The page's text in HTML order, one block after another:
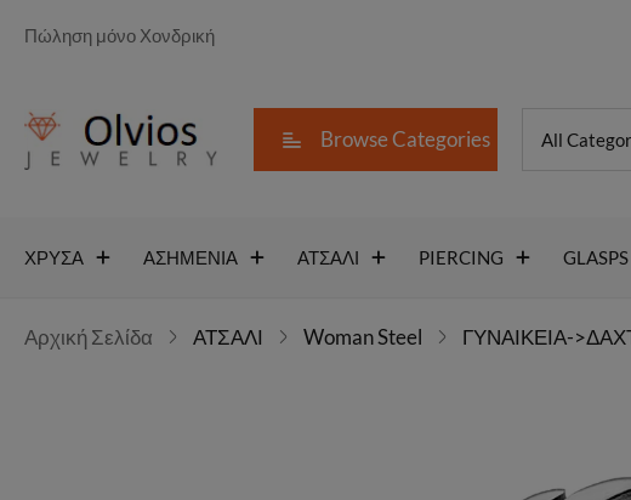
Πώληση μόνο Χονδρική
Browse Categories All
ΧΡΥΣΑ ΑΣΗΜΕΝΙΑ ΑΤΣΑΛΙ PIERCING
Αρχική Σελίδα ΑΤΣΑΛΙ Woman Steel ΓΥΝΑΙΚΕΙΑ-